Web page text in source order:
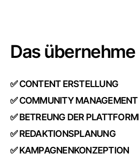
Das
✅ CONTENT ERSTELLUNG
✅ COMMUNITY MANAGEMENT
✅ BETREUNG DER
✅ REDAKTIONSPLANUNG
✅ KAMPAGNENKONZEPTION